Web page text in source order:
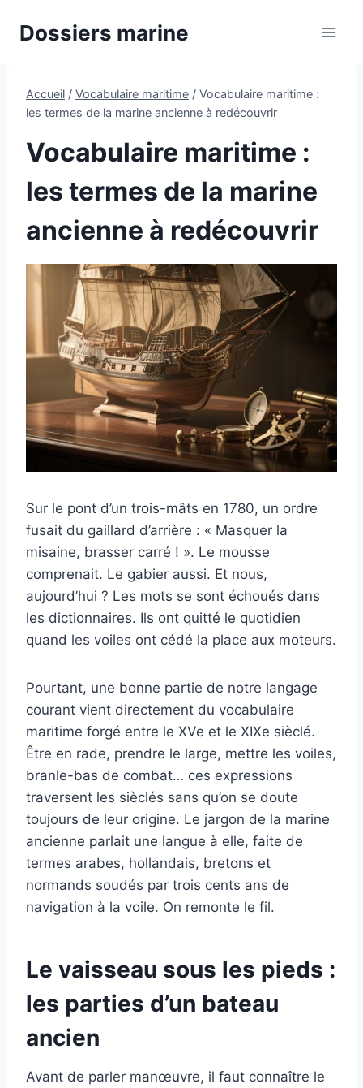
Dossiers marine
Accueil / Vocabulaire maritime / Vocabulaire maritime :
les termes de la marine ancienne à redécouvrir
Vocabulaire maritime :
les termes de la marine
ancienne à redécouvrir
Sur le pont d’un trois-mâts en 1780, un ordre
fusait du gaillard d’arrière : « Masquer la
misaine, brasser carré ! ». Le mousse
comprenait. Le gabier aussi. Et nous,
aujourd’hui ? Les mots se sont échoués dans
les dictionnaires. Ils ont quitté le quotidien
quand les voiles ont cédé la place aux moteurs.
Pourtant, une bonne partie de notre langage
courant vient directement du vocabulaire
maritime forgé entre le XVe et le XIXe sièclé.
Être en rade, prendre le large, mettre les voiles,
branle-bas de combat… ces expressions
traversent les sièclés sans qu’on se doute
toujours de leur origine. Le jargon de la marine
ancienne parlait une langue à elle, faite de
termes arabes, hollandais, bretons et
normands soudés par trois cents ans de
navigation à la voile. On remonte le fil.
Le vaisseau sous les pieds :
les parties d’un bateau
ancien
Avant de parler manœuvre, il faut connaître le